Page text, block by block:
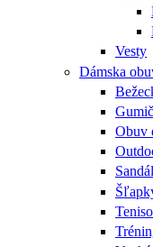
Vesty
Dámska
Obuv